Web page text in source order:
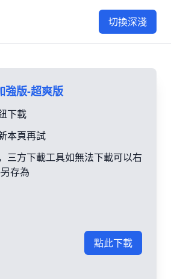
切換深淺
強版-超爽版
下載
本頁再試
三方下載工具如無法下載可以右
存為
點此下載